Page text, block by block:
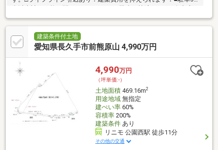
が高く、理想のマイホームを実現しやすい整形地！＊＊ライフイ
ンフォメーション＊＊■リニモ「杁ヶ池公園」駅…徒歩約分□南小
学校…徒歩約分■南中学校…徒歩約分□愛知たいよう幼稚園…徒歩約
分■イオンモール長久手…車約5分物件の詳細はもちろん、住宅ロ
さい♪
建築条件付土地
愛知県長久手市前熊原山 4,990万円
4,990万円
（坪単価:-）
土地面積469.16m2
用途地域無指定
建ぺい率60%
容積率200%
建築条件あり
リニモ 公園西駅 徒歩11分
その他の交通